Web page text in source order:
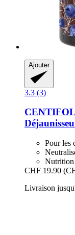
Ajouter
3.3 (3)
Pour les
Nutrition
CHF 19.90
Livraison